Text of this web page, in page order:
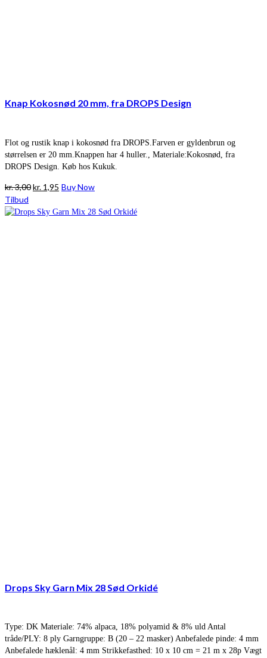
Knap Kokosnød 20 mm, fra DROPS Design
Flot og rustik knap i kokosnød fra DROPS.Farven er gyldenbrun og
størrelsen er 20 mm.Knappen har 4 huller., Materiale:Kokosnød, fra
DROPS Design. Køb hos Kukuk.
kr.3,00Den
pris
kr. 1,95 Den
pris
Buy Now
Tilbud
Drops Sky Garn Mix 28 Sød Orkidé
Type: DK Materiale: 74% alpaca, 18% polyamid & 8% uld Antal
tråde/PLY: 8 ply Garngruppe: B (20 – 22 masker) Anbefalede pinde: 4 mm
Anbefalede hæklenål: 4 mm Strikkefasthed: 10 x 10 cm = 21 m x 28p Vægt